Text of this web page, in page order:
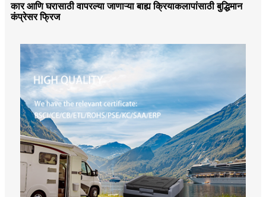
कार आणि घरासाठी वापरल्या जाणाऱ्या बाह्य क्रियाकलापांसाठी बुद्धिमान
कंप्रेसर फ्रिज